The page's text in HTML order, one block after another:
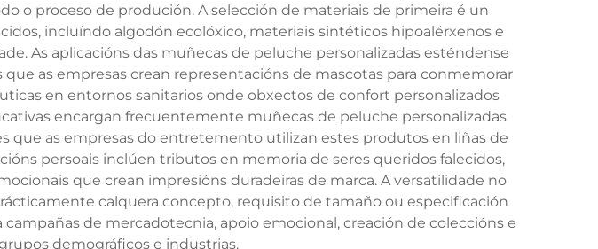
o proceso de produción. A selección de materiais de primeira é un
incluíndo algodón ecolóxico, materiais sintéticos hipoalérxenos e
As aplicacións das muñecas de peluche personalizadas esténdense
as empresas crean representacións de mascotas para conmemorar
en entornos sanitarios onde obxectos de confort personalizados
encargan frecuentemente muñecas de peluche personalizadas
que as empresas do entretemento utilizan estes produtos en liñas de
persoais inclúen tributos en memoria de seres queridos falecidos,
que crean impresións duradeiras de marca. A versatilidade no
calquera concepto, requisito de tamaño ou especificación
de mercadotecnia, apoio emocional, creación de coleccións e
demográficos e industrias.